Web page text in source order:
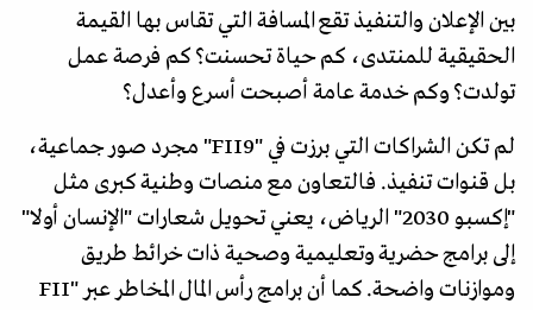
بين الإعلان والتنفيذ تقع المسافة التي تقاس بها القيمة
الحقيقية للمنتدى، كم حياة تحسنت؟ كم فرصة عمل
تولدت؟ وكم خدمة عامة أصبحت أسرع وأعدل؟
لم تكن الشراكات التي برزت في "FII9" مجرد صور جماعية،
بل قنوات تنفيذ. فالتعاون مع منصات وطنية كبرى مثل
"إكسبو 2030" الرياض، يعني تحويل شعارات "الإنسان أولا"
إلى برامج حضرية وتعليمية وصحية ذات خرائط طريق
وموازنات واضحة. كما أن برامج رأس المال المخاطر عبر "FII